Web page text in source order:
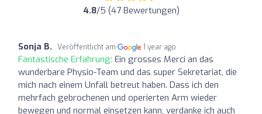
4.8/5 (47 Bewertungen)
Sonja B. Veröffentlicht am 1 year ago
Fantastische Erfahrung: Ein grosses Merci an das
wunderbare Physio-Team und das super Sekretariat, die
mich nach einem Unfall betreut haben. Dass ich den
mehrfach gebrochenen und operierten Arm wieder
bewegen und normal einsetzen kann, verdanke ich auch